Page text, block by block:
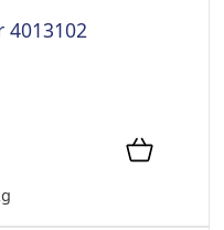
4013102